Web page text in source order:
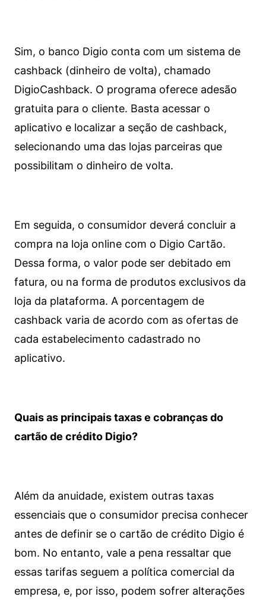
Sim, o banco Digio conta com um sistema de
cashback (dinheiro de volta), chamado
DigioCashback. O programa oferece adesão
gratuita para o cliente. Basta acessar o
aplicativo e localizar a seção de cashback,
selecionando uma das lojas parceiras que
possibilitam o dinheiro de volta.
Em seguida, o consumidor deverá concluir a
compra na loja online com o Digio Cartão.
Dessa forma, o valor pode ser debitado em
fatura, ou na forma de produtos exclusivos da
loja da plataforma. A porcentagem de
cashback varia de acordo com as ofertas de
cada estabelecimento cadastrado no
aplicativo.
Quais as principais taxas e cobranças do
cartão de crédito Digio?
Além da anuidade, existem outras taxas
essenciais que o consumidor precisa conhecer
antes de definir se o cartão de crédito Digio é
bom. No entanto, vale a pena ressaltar que
essas tarifas seguem a política comercial da
empresa, e, por isso, podem sofrer alterações